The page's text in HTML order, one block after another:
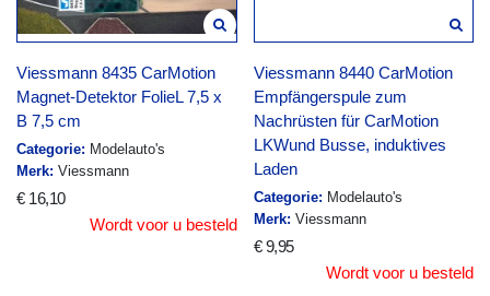
Viessmann 8435 CarMotion
Magnet-Detektor FolieL 7,5 x
B 7,5 cm
Categorie: Modelauto's
Merk: Viessmann
€ 16,10
Wordt voor u besteld
Viessmann 8440 CarMotion
Empfängerspule zum
Nachrüsten für CarMotion
LKWund Busse, induktives
Laden
Categorie: Modelauto's
Merk: Viessmann
€ 9,95
Wordt voor u besteld